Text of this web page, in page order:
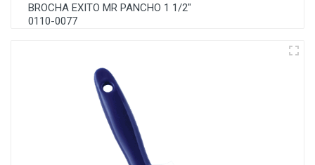
BROCHA EXITO MR PANCHO 1 1/2"
0110-0077